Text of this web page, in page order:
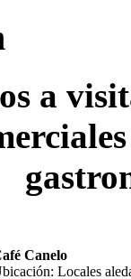
a
Canelo
Locales